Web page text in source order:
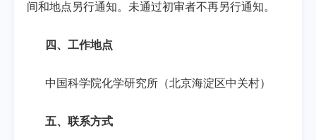
间和地点另行通知。未通过初审者不再另行通知。
四、工作地点
中国科学院化学研究所（北京海淀区中关村）
五、联系方式